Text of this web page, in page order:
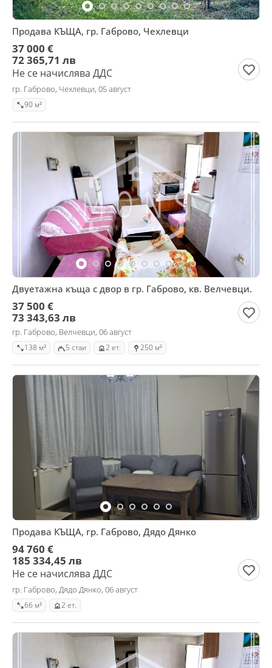
Продава КЪЩА, гр. Габрово, Чехлевци
37 000 €
72 365,71 лв
Не се начислява ДДС
гр. Габрово, Чехлевци, 05 август
90 м²
Двуетажна къща с двор в гр. Габрово, кв. Велчевци.
37 500 €
73 343,63 лв
гр. Габрово, Велчевци, 06 август
138 м² 5 стаи 2 ет. 250 м²
Продава КЪЩА, гр. Габрово, Дядо Дянко
94 760 €
185 334,45 лв
Не се начислява ДДС
гр. Габрово, Дядо Дянко, 06 август
66 м² 2 ет.